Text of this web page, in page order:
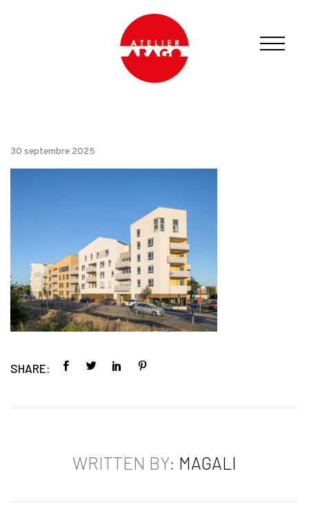
30 septembre 2025
SHARE:
WRITTEN BY: MAGALI